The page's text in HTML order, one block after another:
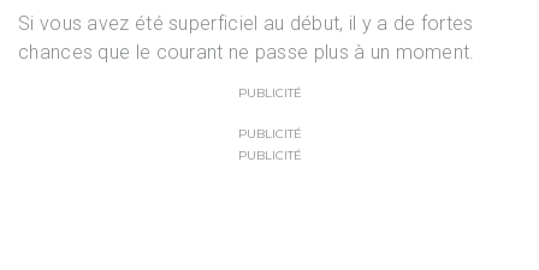
Si vous avez été superficiel au début, il y a de fortes
chances que le courant ne passe plus à un moment.
PUBLICITÉ
PUBLICITÉ
PUBLICITÉ